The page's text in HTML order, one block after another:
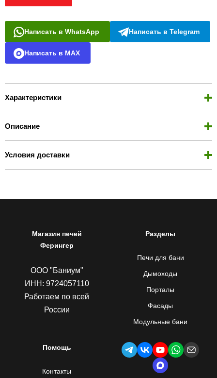
Написать в WhatsApp Написать в Telegram
Написать в MAX
Характеристики
Описание
Условия доставки
Магазин печей
Ферингер
ООО "Баниум"
ИНН: 9724057110
Работаем по всей
России
Разделы
Печи для бани
Дымоходы
Порталы
Фасады
Модульные бани
Помощь
Контакты